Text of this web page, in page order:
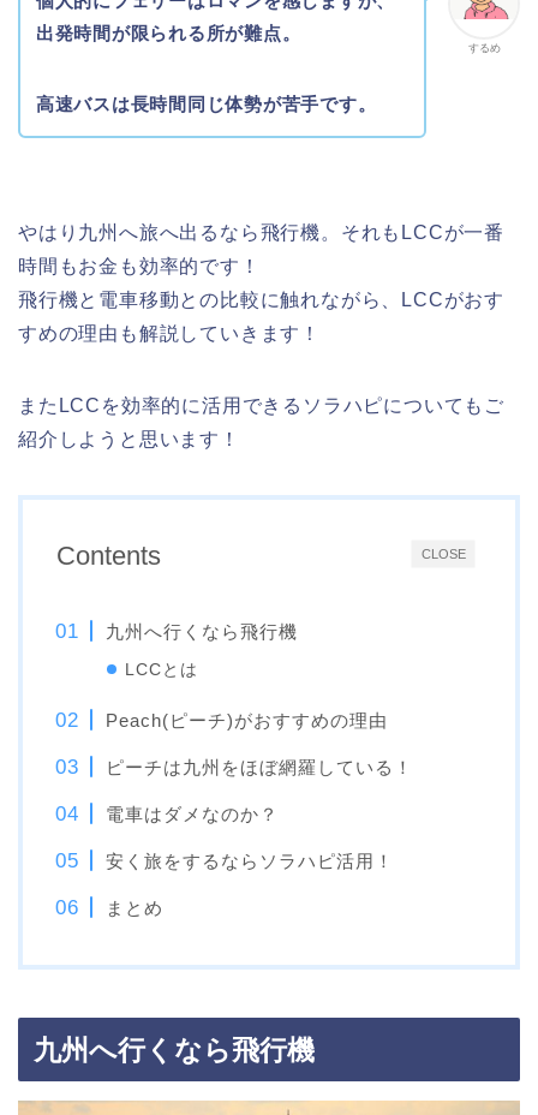
するめ
出発時間が限られる所が難点。
高速バスは長時間同じ体勢が苦手です。
やはり九州へ旅へ出るなら飛行機。それもLCCが一番
時間もお金も効率的です！
飛行機と電車移動との比較に触れながら、LCCがおす
すめの理由も解説していきます！
またLCCを効率的に活用できるソラハピについてもご
紹介しようと思います！
CLOSE
Contents
九州へ行くなら飛行機
LCCとは
Peach(ピーチ)がおすすめの理由
ピーチは九州をほぼ網羅している！
電車はダメなのか？
安く旅をするならソラハピ活用！
まとめ
九州へ行くなら飛行機